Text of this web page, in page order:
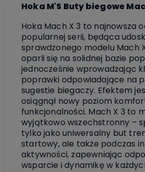
Hoka M'S Buty biegowe
Hoka Mach X 3 to najnowsza
popularnej serii, będąca
sprawdzonego modelu Mach
oparli się na solidnej bazie
jednocześnie wprowadzając
poprawki odpowiadające na
sugestie biegaczy. Efektem
osiągnął nowy poziom
funkcjonalności. Mach X 3 to
wyjątkowo wszechstronny –
tylko jako uniwersalny but
startowy, ale także podczas
aktywności, zapewniając
wsparcie i dynamikę w